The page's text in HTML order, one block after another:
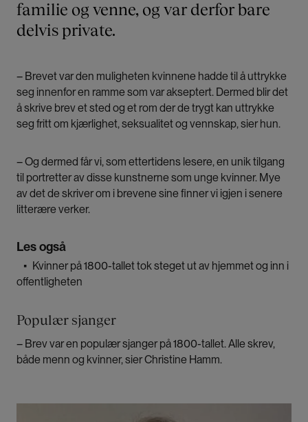
familie og venne, og var derfor bare
delvis private.
– Brevet var den muligheten kvinnene hadde til å uttrykke
seg innenfor en ramme som var akseptert. Dermed blir det
å skrive brev et sted og et rom der de trygt kan uttrykke
seg fritt om kjærlighet, seksualitet og vennskap, sier hun.
– Og dermed får vi, som ettertidens lesere, en unik tilgang
til portretter av disse kunstnerne som unge kvinner. Mye
av det de skriver om i brevene sine finner vi igjen i senere
litterære verker.
Les også
▪ Kvinner på 1800-tallet tok steget ut av hjemmet og inn i
offentligheten
Populær sjanger
– Brev var en populær sjanger på 1800-tallet. Alle skrev,
både menn og kvinner, sier Christine Hamm.